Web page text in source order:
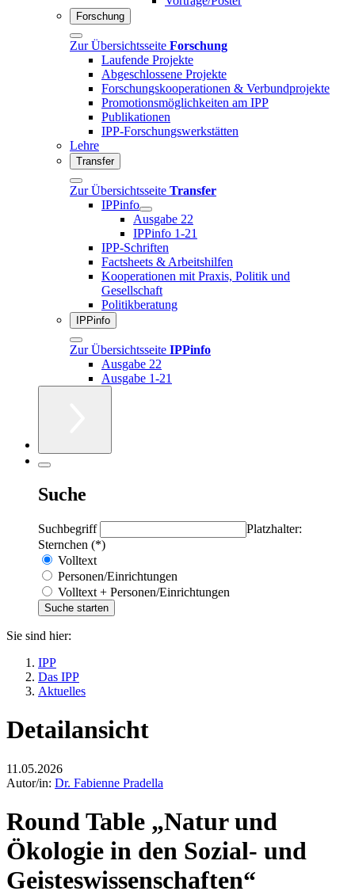
Forschung
Zur Übersichtsseite Forschung
Laufende Projekte
Abgeschlossene Projekte
Forschungskooperationen & Verbundprojekte
Promotionsmöglichkeiten am IPP
Publikationen
IPP-Forschungswerkstätten
Lehre
Transfer
Zur Übersichtsseite Transfer
IPPinfo
Ausgabe 22
IPPinfo 1-21
IPP-Schriften
Factsheets & Arbeitshilfen
Kooperationen mit Praxis, Politik und
Gesellschaft
Politikberatung
IPPinfo
Zur Übersichtsseite IPPinfo
Ausgabe 22
Ausgabe 1-21
Suche
Suchbegriff
Platzhalter:
Sternchen (*)
Volltext
Personen/Einrichtungen
Volltext + Personen/Einrichtungen
Sie sind hier:
IPP
Das IPP
Aktuelles
Detailansicht
11.05.2026
Autor/in: Dr. Fabienne Pradella
Round Table „Natur und
Ökologie in den Sozial- und
Geisteswissenschaften“